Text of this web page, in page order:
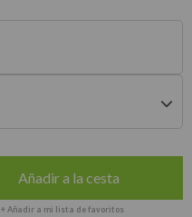
Añadir a la cesta
+ Añadir a mi lista de favoritos